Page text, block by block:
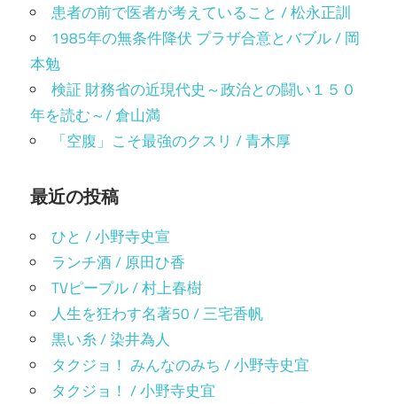
患者の前で医者が考えていること / 松永正訓
1985年の無条件降伏 プラザ合意とバブル / 岡
本勉
検証 財務省の近現代史～政治との闘い１５０
年を読む～/ 倉山満
「空腹」こそ最強のクスリ / 青木厚
最近の投稿
ひと / 小野寺史宣
ランチ酒 / 原田ひ香
TVピープル / 村上春樹
人生を狂わす名著50 / 三宅香帆
黒い糸 / 染井為人
タクジョ！ みんなのみち / 小野寺史宜
タクジョ！ / 小野寺史宜